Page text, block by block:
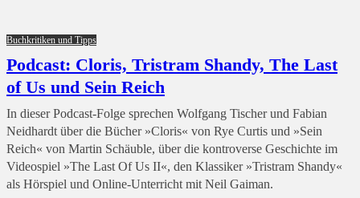
Buchkritiken und Tipps
Podcast: Cloris, Tristram Shandy, The Last
of Us und Sein Reich
In dieser Podcast-Folge sprechen Wolfgang Tischer und Fabian
Neidhardt über die Bücher »Cloris« von Rye Curtis und »Sein
Reich« von Martin Schäuble, über die kontroverse Geschichte im
Videospiel »The Last Of Us II«, den Klassiker »Tristram Shandy«
als Hörspiel und Online-Unterricht mit Neil Gaiman.